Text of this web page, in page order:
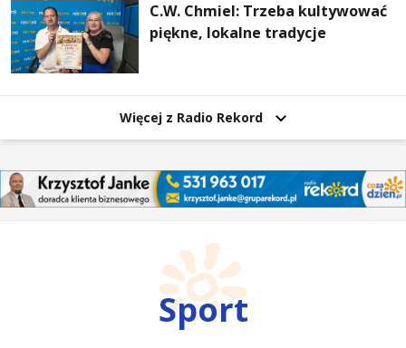
C.W. Chmiel: Trzeba kultywować
piękne, lokalne tradycje
Więcej z Radio Rekord
Sport